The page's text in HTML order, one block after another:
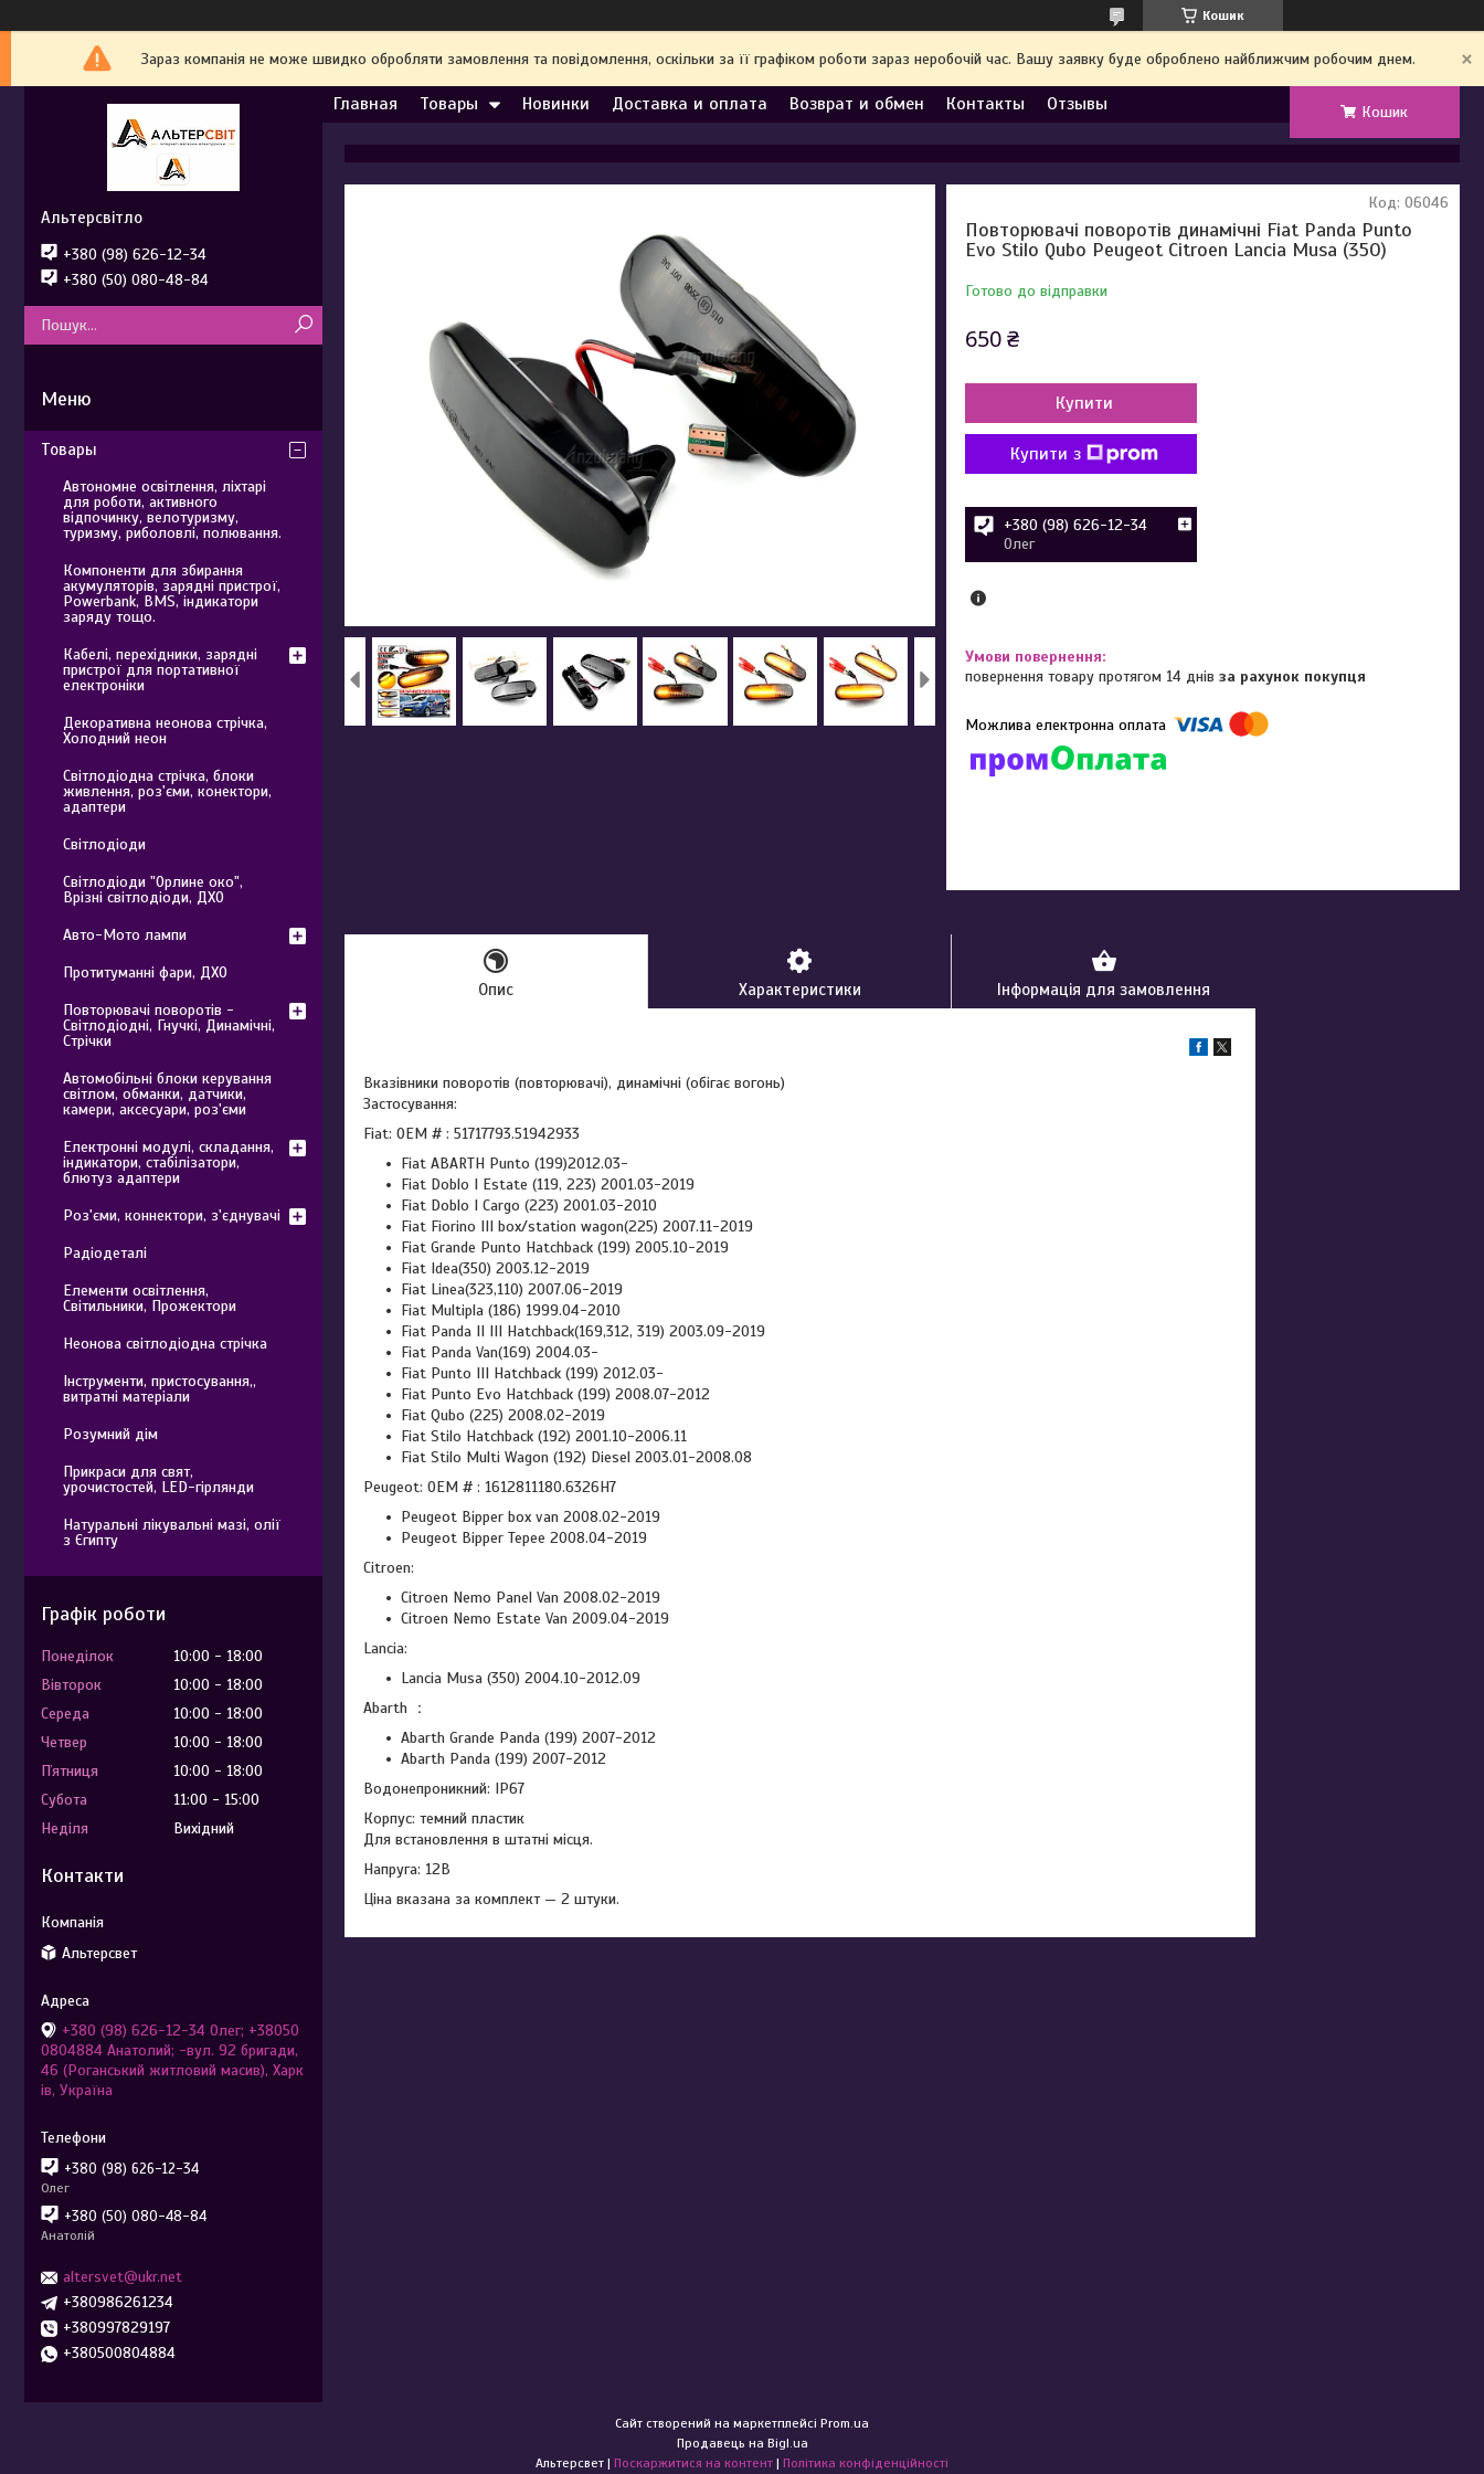
Кошик
Зараз компанія не може швидко обробляти замовлення та повідомлення, оскільки за її графіком роботи зараз неробочій час. Вашу заявку буде оброблено найближчим робочим днем.
Главная Товары Новинки Доставка и оплата Возврат и обмен Контакты Отзывы Кошик
Повторювачі поворотів динамічні Fiat Panda Punto
Evo Stilo Qubo Peugeot Citroen Lancia Musa (350)
Готово до відправки
Код: 06046
650 ₴
Купити
Купити з
+380 (98) 626-12-34
Олег
повернення товару протягом 14 днівза рахунок покупця
Опис Характеристики Інформація для замовлення
Вказівники поворотів (повторювачі), динамічні (обігає вогонь)
Застосування:
Fiat: OEM # : 51717793.51942933
Fiat ABARTH Punto (199)2012.03-
Fiat Doblo I Estate (119, 223) 2001.03-2019
Fiat Doblo I Cargo (223) 2001.03-2010
Fiat Fiorino III box/station wagon(225) 2007.11-2019
Fiat Grande Punto Hatchback (199) 2005.10-2019
Fiat Idea(350) 2003.12-2019
Fiat Linea(323,110) 2007.06-2019
Fiat Multipla (186) 1999.04-2010
Fiat Panda II III Hatchback(169,312, 319) 2003.09-2019
Fiat Panda Van(169) 2004.03-
Fiat Punto III Hatchback (199) 2012.03-
Fiat Punto Evo Hatchback (199) 2008.07-2012
Fiat Qubo (225) 2008.02-2019
Fiat Stilo Hatchback (192) 2001.10-2006.11
Fiat Stilo Multi Wagon (192) Diesel 2003.01-2008.08
Peugeot: OEM # : 1612811180.6326H7
Peugeot Bipper box van 2008.02-2019
Peugeot Bipper Tepee 2008.04-2019
Citroen:
Citroen Nemo Panel Van 2008.02-2019
Citroen Nemo Estate Van 2009.04-2019
Lancia:
Lancia Musa (350) 2004.10-2012.09
Abarth ：
Abarth Grande Panda (199) 2007-2012
Abarth Panda (199) 2007-2012
Водонепроникний: IP67
Корпус: темний пластик
Для встановлення в штатні місця.
Напруга: 12В
Ціна вказана за комплект — 2 штуки.
Альтерсвітло
+380 (98) 626-12-34
+380 (50) 080-48-84
Товары
Автономне освітлення, ліхтарі
для роботи, активного
відпочинку, велотуризму,
туризму, риболовлі, полювання.
Компоненти для збирання
акумуляторів, зарядні пристрої,
Powerbank, BMS, індикатори
заряду тощо.
Кабелі, перехідники, зарядні
пристрої для портативної
електроніки
Декоративна неонова стрічка,
Холодний неон
Світлодіодна стрічка, блоки
живлення, роз'єми, конектори,
адаптери
Світлодіоди
Світлодіоди "Орлине око",
Врізні світлодіоди, ДХО
Авто-Мото лампи
Протитуманні фари, ДХО
Повторювачі поворотів -
Світлодіодні, Гнучкі, Динамічні,
Стрічки
Автомобільні блоки керування
світлом, обманки, датчики,
камери, аксесуари, роз'єми
Електронні модулі, складання,
індикатори, стабілізатори,
блютуз адаптери
Роз'єми, коннектори, з'єднувачі
Радіодеталі
Елементи освітлення,
Світильники, Прожектори
Неонова світлодіодна стрічка
Інструменти, пристосування,,
витратні матеріали
Розумний дім
Прикраси для свят,
урочистостей, LED-гірлянди
Натуральні лікувальні мазі, олії
з Єгипту
Графік роботи
Понеділок 10:00
18:00
Вівторок
10:00
18:00
Середа
10:00
18:00
Четвер
10:00
18:00
Пʼятниця
10:00
18:00
Субота
11:00
15:00
Неділя
Вихідний
Контакти
Альтерсвет
+380 (98) 626-12-34 Олег; +38050
0804884 Анатолий; -вул. 92 бригади,
46 (Роганський житловий масив), Харк
ів, Україна
+380 (98) 626-12-34
Олег
+380 (50) 080-48-84
Анатолій
altersvet@ukr.net
+380986261234
+380997829197
+380500804884
Сайт створений на маркетплейсі Prom.ua
Продавець на Bigl.ua
Альтерсвет | Поскаржитися на контент | Політика конфіденційності